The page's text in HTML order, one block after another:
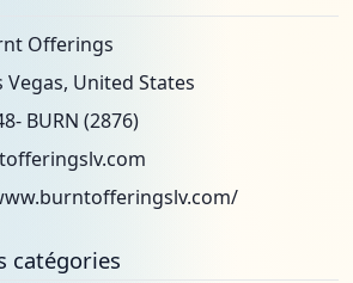
Offerings
Vegas, United States
BURN (2876)
catégories